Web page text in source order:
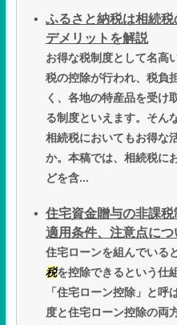
ふるさと納税は相続税
デメリットを解説
お得な税制度として名高
税の控除が行われ、税負
く、各地の特産品を受け
る制度といえます。そん
相続税においてもお得な
か。本稿では、相続税に
どを含...
住宅資金贈与の非課
適用条件、注意点につ
住宅ローンを組んでいる
税を控除できるという仕
「住宅ローン控除」と呼
度と住宅ローン控除の両